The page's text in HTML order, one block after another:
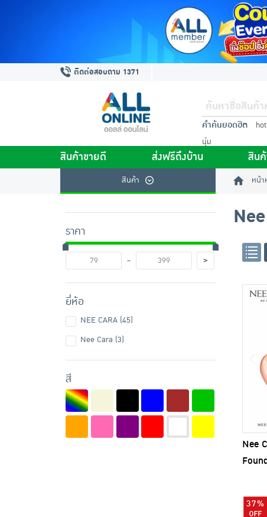
ติดต่อสอบถาม 1371
คำค้นยอดฮิต
นุ่ม
สินค้าขายดี ส่งฟรีถึงบ้าน สิน
สินค้า หน้
ราคา
-
>
ยี่ห้อ
NEE CARA (45)
Nee Cara (3)
สี
Nee
37%